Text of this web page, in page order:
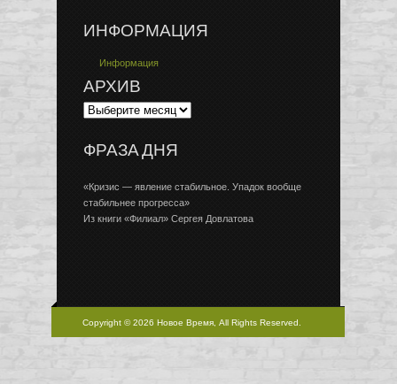
ИНФОРМАЦИЯ
Информация
АРХИВ
ФРАЗА ДНЯ
«Кризис — явление стабильное. Упадок вообще
стабильнее прогресса»
Из книги «Филиал» Сергея Довлатова
Copyright © 2026 Новое Время, All Rights Reserved.